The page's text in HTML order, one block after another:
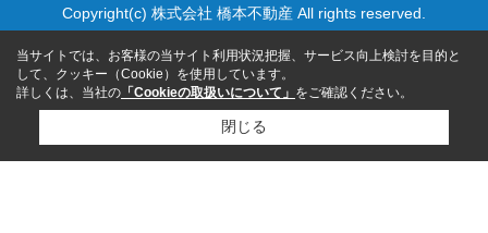
Copyright(c) 株式会社 橋本不動産 All rights reserved.
当サイトでは、お客様の当サイト利用状況把握、サービス向上検討を目的と
して、クッキー（Cookie）を使用しています。
詳しくは、当社の 「Cookieの取扱いについて」 をご確認ください。
閉じる